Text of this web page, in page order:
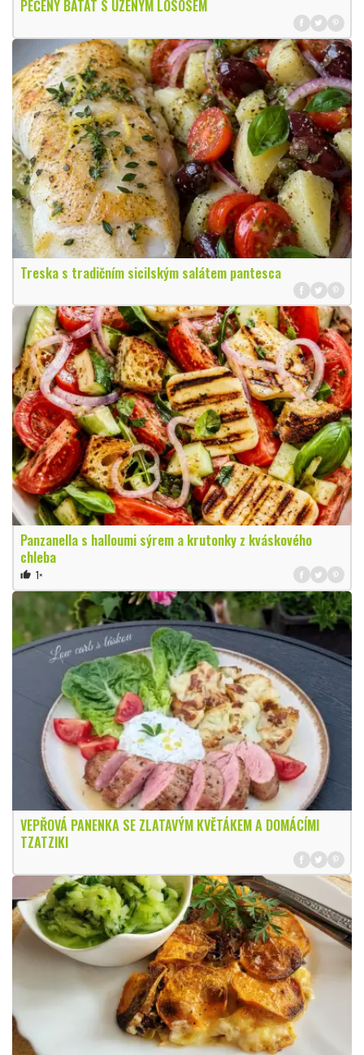
PEČENÝ BATÁT S UZENÝM LOSOSEM
Treska s tradičním sicilským salátem pantesca
Panzanella s halloumi sýrem a krutonky z kváskového
chleba
thumb_up 1×
VEPŘOVÁ PANENKA SE ZLATAVÝM KVĚTÁKEM A DOMÁCÍMI
TZATZIKI